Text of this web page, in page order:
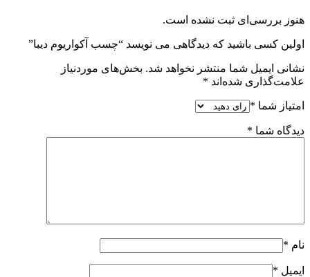
هنوز بررسی‌ای ثبت نشده است.
اولین کسی باشید که دیدگاهی می نویسد “چسب آکواریوم دیبا”
نشانی ایمیل شما منتشر نخواهد شد. بخش‌های موردنیاز
علامت‌گذاری شده‌اند *
امتیاز شما *
دیدگاه شما *
نام *
ایمیل *